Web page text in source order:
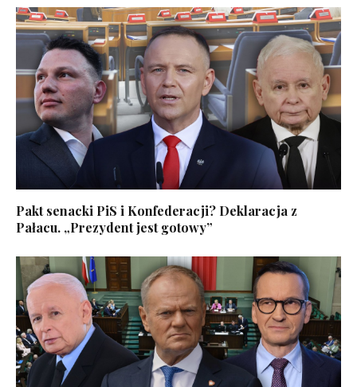
Pakt senacki PiS i Konfederacji? Deklaracja z
Pałacu. „Prezydent jest gotowy”